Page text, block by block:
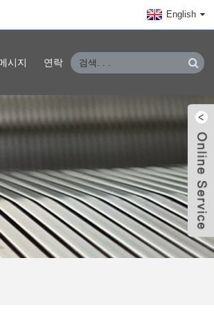
English
시지 연락